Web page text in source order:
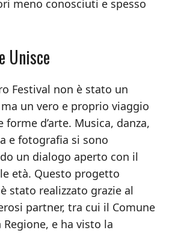
meno conosciuti e spesso
Unisce
Festival non è stato un
un vero e proprio viaggio
d’arte. Musica, danza,
e fotografia si sono
un dialogo aperto con il
età. Questo progetto
stato realizzato grazie al
partner, tra cui il Comune
e ha visto la